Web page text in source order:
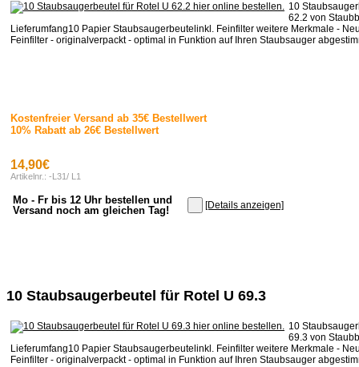
10
62.2 von
Lieferumfang10 Papier Staubsaugerbeutelinkl. Feinfilter weitere Merkmale -
Feinfilter - originalverpackt - optimal in Funktion auf Ihren Staubsauger
Kostenfreier Versand ab 35€ Bestellwert
10% Rabatt ab 26€ Bestellwert
14,90€
Artikelnr.: -L31/ L1
Mo - Fr bis 12 Uhr bestellen und
Versand noch am gleichen Tag!
[Details anzeigen]
10 Staubsaugerbeutel für Rotel U 69.3
10
69.3 von
Lieferumfang10 Papier Staubsaugerbeutelinkl. Feinfilter weitere Merkmale -
Feinfilter - originalverpackt - optimal in Funktion auf Ihren Staubsauger